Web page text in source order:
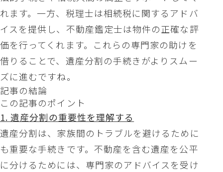
れます。一方、税理士は相続税に関するアドバ
イスを提供し、不動産鑑定士は物件の正確な評
価を行ってくれます。これらの専門家の助けを
借りることで、遺産分割の手続きがよりスムー
ズに進むですね。
記事の結論
この記事のポイント
1. 遺産分割の重要性を理解する
遺産分割は、家族間のトラブルを避けるために
も重要な手続きです。不動産を含む遺産を公平
に分けるためには、専門家のアドバイスを受け